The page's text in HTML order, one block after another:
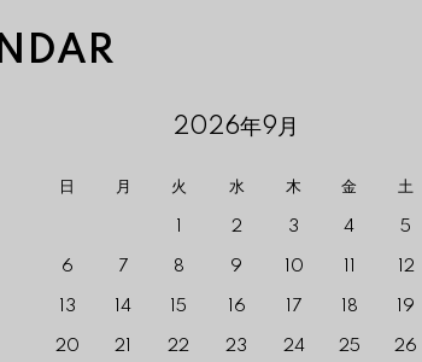
2026年9月
日 月 火 水 木 金 土
2 3 4 5
6 7 8 9 10 12
13 14 15 16 17 18 19
20 21 22 23 24 25 26